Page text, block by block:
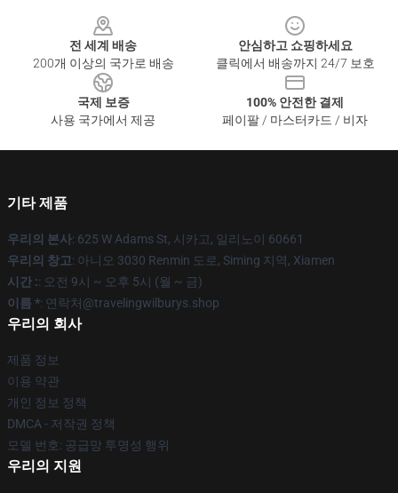
전 세계 배송
200개 이상의 국가로 배송
안심하고 쇼핑하세요
클릭에서 배송까지 24/7 보호
국제 보증
사용 국가에서 제공
100% 안전한 결제
페이팔 / 마스터카드 / 비자
기타 제품
우리의 본사: 625 W Adams St, 시카고, 일리노이 60661
우리의 창고: 아니오 3030 Renmin 도로, Siming 지역, Xiamen
시간 :: 오전 9시 ~ 오후 5시 (월 ~ 금)
이름 *: 연락처@travelingwilburys.shop
우리의 회사
제품 정보
이용 약관
개인 정보 정책
DMCA - 저작권 정책
모델 번호: 공급망 투명성 행위
우리의 지원